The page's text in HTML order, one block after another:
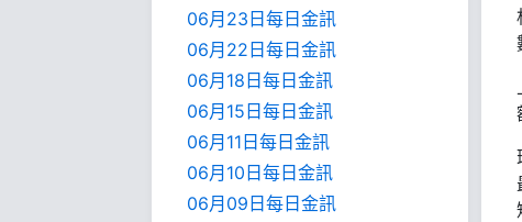
06月23日每日金訊
06月22日每日金訊
06月18日每日金訊
06月15日每日金訊
06月11日每日金訊
06月10日每日金訊
06月09日每日金訊